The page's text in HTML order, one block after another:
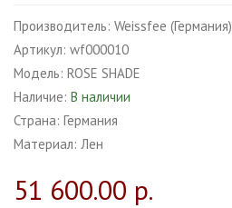
Производитель: Weissfee (Германия)
Артикул: wf000010
Модель: ROSE SHADE
Наличие: В наличии
Страна: Германия
Материал: Лен
51 600.00 р.